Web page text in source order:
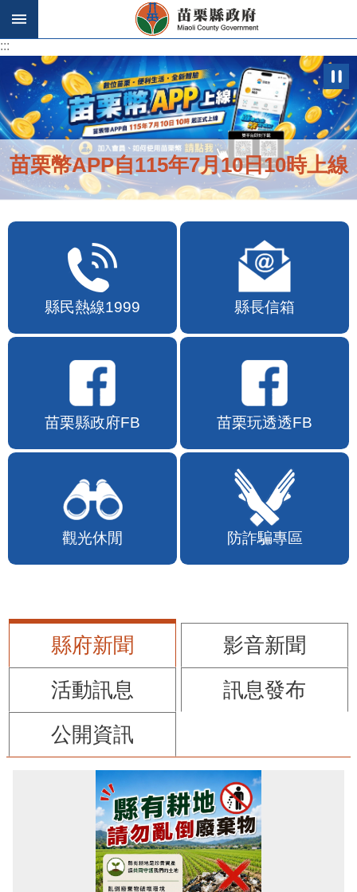
跳到主要內容區塊
:::
便民快e通2.0自即日起啟用
縣民熱線1999 縣長信箱
苗栗縣政府FB 苗栗玩透透FB
觀光休閒 防詐騙專區
縣府新聞
影音新聞
活動訊息
訊息發布
公開資訊